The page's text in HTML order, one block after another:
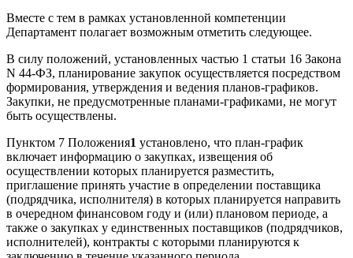
Вместе с тем в рамках установленной компетенции
Департамент полагает возможным отметить следующее.
В силу положений, установленных частью 1 статьи 16 Закона
N 44-ФЗ, планирование закупок осуществляется посредством
формирования, утверждения и ведения планов-графиков.
Закупки, не предусмотренные планами-графиками, не могут
быть осуществлены.
Пунктом 7 Положения1 установлено, что план-график
включает информацию о закупках, извещения об
осуществлении которых планируется разместить,
приглашение принять участие в определении поставщика
(подрядчика, исполнителя) в которых планируется направить
в очередном финансовом году и (или) плановом периоде, а
также о закупках у единственных поставщиков (подрядчиков,
исполнителей), контракты с которыми планируются к